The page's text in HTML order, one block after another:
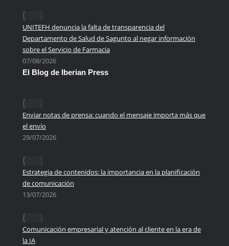
UNITEFH denuncia la falta de transparencia del
Departamento de Salud de Sagunto al negar información
sobre el Servicio de Farmacia
07/08/2026
El Blog de Iberian Press
Enviar notas de prensa: cuando el mensaje importa más que
el envío
29/07/2026
Estrategia de contenidos: la importancia en la planificación
de comunicación
13/07/2026
Comunicación empresarial y atención al cliente en la era de
la IA